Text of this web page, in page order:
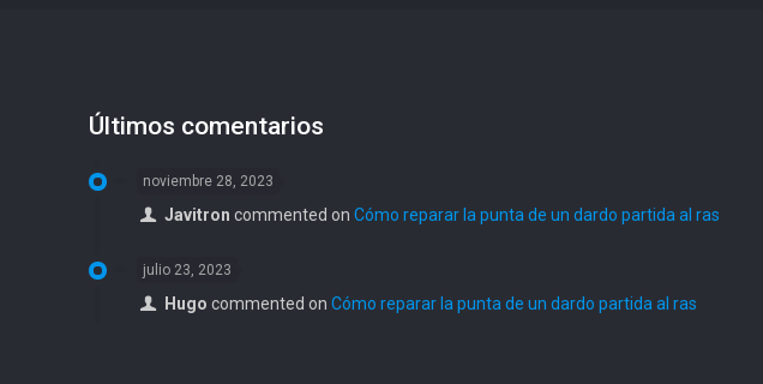
Últimos comentarios
noviembre 28, 2023
Javitron commented on Cómo reparar la punta de un dardo partida al ras
julio 23, 2023
Hugo commented on Cómo reparar la punta de un dardo partida al ras